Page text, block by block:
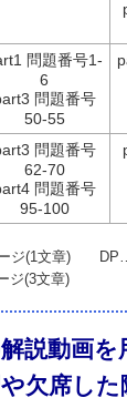
問題番号1-
6
問題番号
50-55
問題番号
62-70
問題番号
95-100
ージ(1文章)
ジ(3文章)
説動画
欠席し